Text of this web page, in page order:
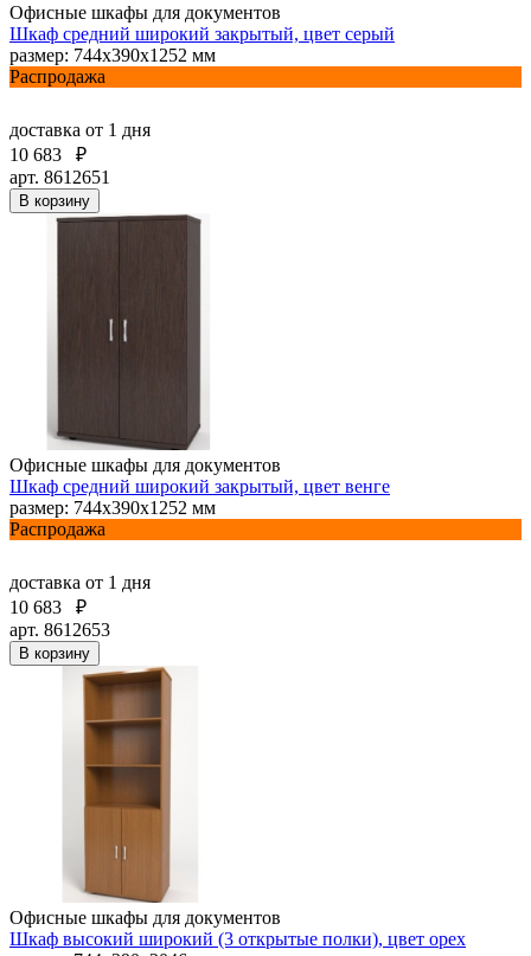
Офисные шкафы для документов
Шкаф средний широкий закрытый, цвет серый
размер: 744х390х1252 мм
Распродажа
доставка от 1 дня
10 683
₽
арт. 8612651
В корзину
Офисные шкафы для документов
Шкаф средний широкий закрытый, цвет венге
размер: 744х390х1252 мм
Распродажа
доставка от 1 дня
10 683
₽
арт. 8612653
В корзину
Офисные шкафы для документов
Шкаф высокий широкий (3 открытые полки), цвет орех